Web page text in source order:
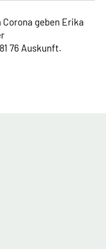
geben Erika
76 Auskunft.